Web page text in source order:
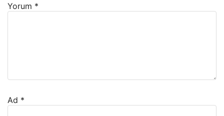
Yorum *
Ad *